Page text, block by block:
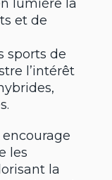
lumière la
et de
sports de
l’intérêt
les
la